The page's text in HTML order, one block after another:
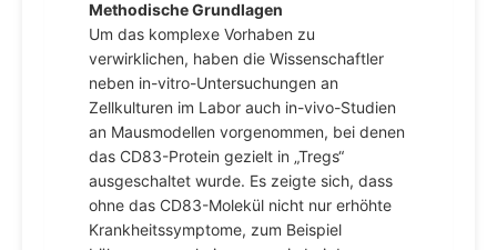
Methodische Grundlagen
Um das komplexe Vorhaben zu
verwirklichen, haben die Wissenschaftler
neben in-vitro-Untersuchungen an
Zellkulturen im Labor auch in-vivo-Studien
an Mausmodellen vorgenommen, bei denen
das CD83-Protein gezielt in „Tregs“
ausgeschaltet wurde. Es zeigte sich, dass
ohne das CD83-Molekül nicht nur erhöhte
Krankheitssymptome, zum Beispiel